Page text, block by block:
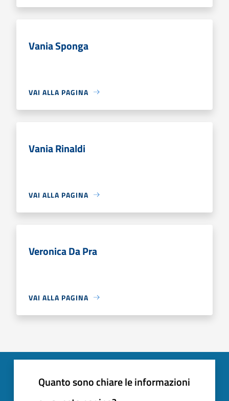
Vania Sponga
VAI ALLA PAGINA
Vania Rinaldi
VAI ALLA PAGINA
Veronica Da Pra
VAI ALLA PAGINA
Quanto sono chiare le informazioni